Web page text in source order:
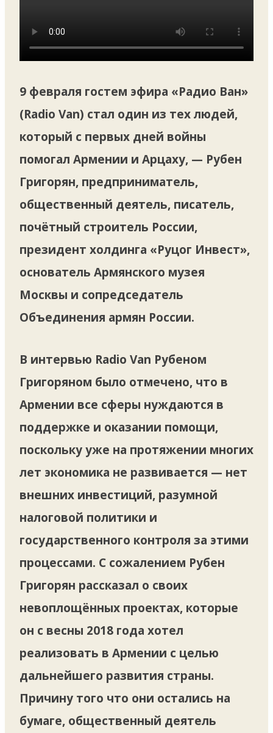
9 февраля гостем эфира «Радио Ван»
(Radio Van) стал один из тех людей,
который с первых дней войны
помогал Армении и Арцаху, — Рубен
Григорян, предприниматель,
общественный деятель, писатель,
почётный строитель России,
президент холдинга «Руцог Инвест»,
основатель Армянского музея
Москвы и сопредседатель
Объединения армян России.
В интервью Radio Van Рубеном
Григоряном было отмечено, что в
Армении все сферы нуждаются в
поддержке и оказании помощи,
поскольку уже на протяжении многих
лет экономика не развивается — нет
внешних инвестиций, разумной
налоговой политики и
государственного контроля за этими
процессами. С сожалением Рубен
Григорян рассказал о своих
невоплощённых проектах, которые
он с весны 2018 года хотел
реализовать в Армении с целью
дальнейшего развития страны.
Причину того что они остались на
бумаге, общественный деятель